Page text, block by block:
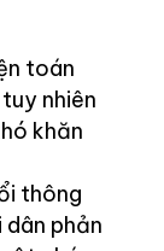
toán
nhiên
khăn
thông
phản